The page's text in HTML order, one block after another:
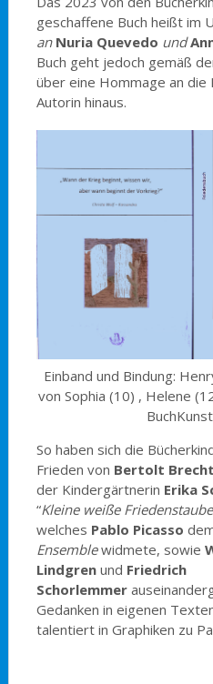
geschaffene Buch heißt im
an Nuria Quevedo und
Buch geht jedoch gemäß
über eine Hommage an die
Autorin hinaus.
Einband und Bindung:
von Sophia (10) , Helene
So haben sich die
Frieden von Bertolt Brecht
der Kindergärtnerin Erika
“Kleine weiße Friedenstaube
welches Pablo Picasso
Ensemblewidmete, sowie
Lindgrenund Friedrich
Schorlemmer
Gedanken in eigenen
talentiert in Graphiken zu